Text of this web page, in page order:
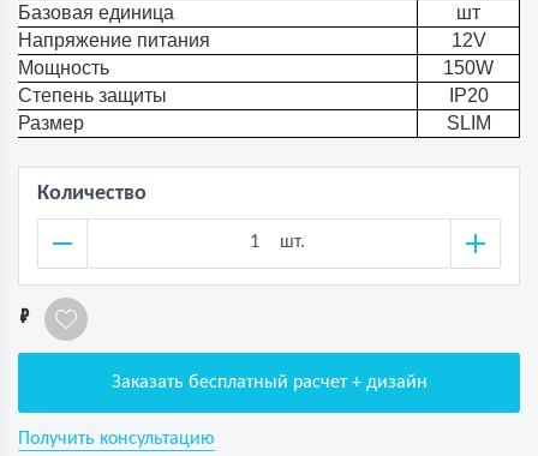
Базовая единица
шт
Напряжение питания
12V
Мощность
150W
Степень защиты
IP20
Размер
SLIM
Количество
шт.
1
Заказать бесплатный расчет + дизайн
Получить консультацию